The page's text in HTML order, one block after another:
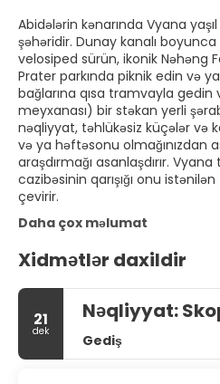
Abidələrin kənarında Vyana
şəhəridir. Dunay kanalı boyunca
velosiped sürün, ikonik Nəhəng
Prater parkında piknik edin və
bağlarına qısa tramvayla
meyxanası) bir stəkan yerli
nəqliyyat, təhlükəsiz küçələr və
və ya həftəsonu olmağınızdan
araşdırmağı asanlaşdırır.
cazibəsinin qarışığı onu
çevirir.
Daha çox məlumat
Xidmətlər daxildir
21
dek
Nəqliyyat:
Gediş